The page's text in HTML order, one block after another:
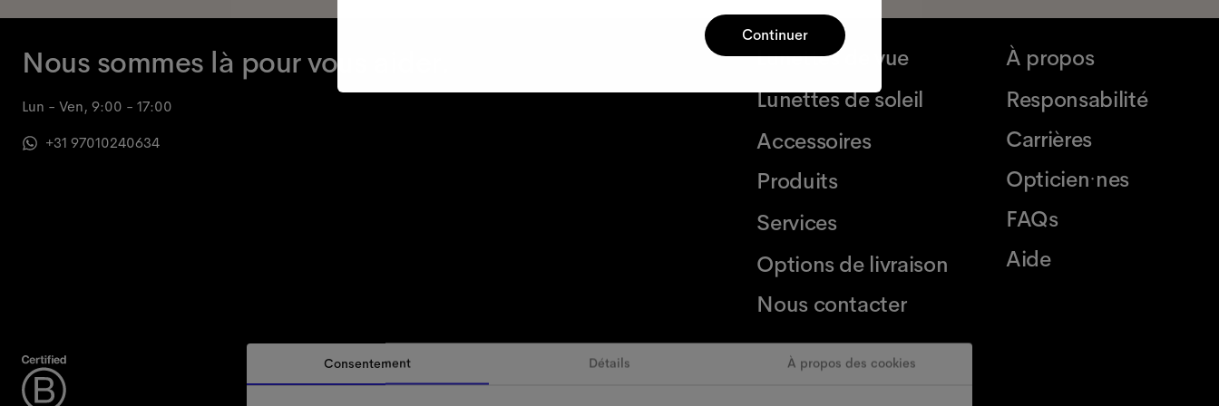
Consentement Détails À propos des cookies
Nous sommes là pour vous aider.
Lun - Ven, 9:00 - 17:00
+31 97010240634
Lunettes de vue
Lunettes de soleil
Accessoires
Produits
Services
Options de livraison
Nous contacter
À propos
Responsabilité
Carrières
Opticien·nes
FAQs
Aide
Continuer